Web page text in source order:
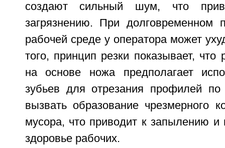
создают сильный шум, что
загрязнению. При долговременном
рабочей среде у оператора может
того, принцип резки показывает,
на основе ножа предполагает
зубьев для отрезания профилей
вызвать образование чрезмерного
мусора, что приводит к запылению и
здоровье рабочих.